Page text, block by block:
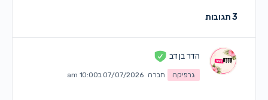
3 תגובות
הדר בן דב
גרפיקה חברה 07/07/2026 ב10:00 am